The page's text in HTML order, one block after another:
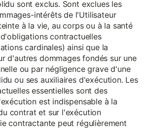
sont exclus. Sont exclues les
intérêts de l'Utilisateur
à la vie, au corps ou à la santé
contractuelles
cardinales) ainsi que la
d'autres dommages fondés sur une
ou par négligence grave d'une
ou ses auxiliaires d'exécution. Les
essentielles sont des
est indispensable à la
contrat et sur l'exécution
contractante peut régulièrement